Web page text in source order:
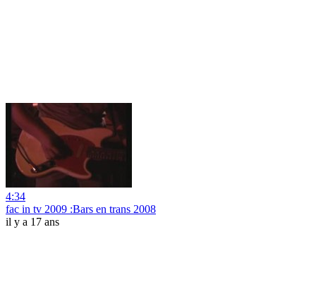
4:34
fac in tv 2009 :Bars en trans 2008
il y a 17 ans